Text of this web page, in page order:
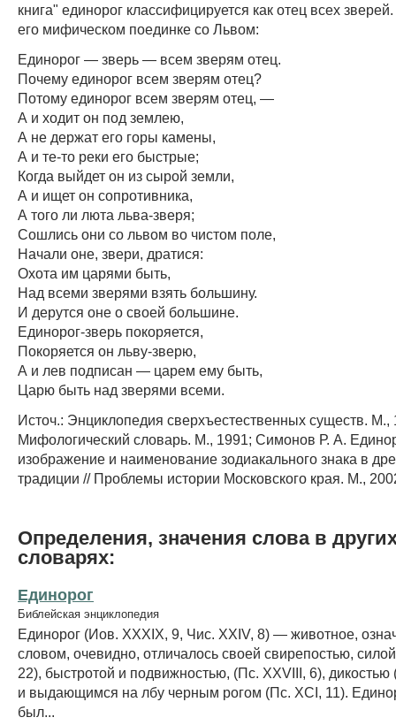
книга" единорог классифицируется как отец всех
его мифическом поединке со Львом:
Единорог — зверь — всем зверям отец.
Почему единорог всем зверям отец?
Потому единорог всем зверям отец, —
А и ходит он под землею,
А не держат его горы камены,
А и те-то реки его быстрые;
Когда выйдет он из сырой земли,
А и ищет он сопротивника,
А того ли люта льва-зверя;
Сошлись они со львом во чистом поле,
Начали оне, звери, дратися:
Охота им царями быть,
Над всеми зверями взять большину.
И дерутся оне о своей большине.
Единорог-зверь покоряется,
Покоряется он льву-зверю,
А и лев подписан — царем ему быть,
Царю быть над зверями всеми.
Источ.: Энциклопедия сверхъестественных существ. М.,
Мифологический словарь. М., 1991; Симонов Р. А.
изображение и наименование зодиакального знака в
традиции // Проблемы истории Московского края. М.,
Определения, значения слова в
словарях:
Единорог
Библейская энциклопедия
Единорог (Иов. XXXIX, 9, Чис. XXIV, 8) — животное,
словом, очевидно, отличалось своей свирепостью,
22), быстротой и подвижностью, (Пс. XXVIII, 6),
и выдающимся на лбу черным рогом (Пс. XCI, 11).
был...